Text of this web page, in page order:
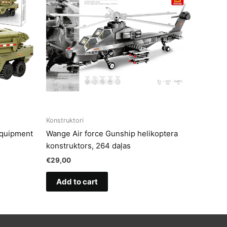
Konstruktori
Wange Air force Gunship helikoptera
konstruktors, 264 daļas
€29,00
Add to cart